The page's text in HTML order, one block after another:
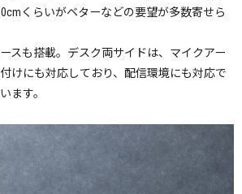
くらいがベターなどの要望が多数寄せら
スも搭載。デスク両サイドは、マイクアー
けにも対応しており、配信環境にも対応で
ます。